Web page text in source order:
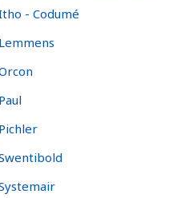
- Codumé